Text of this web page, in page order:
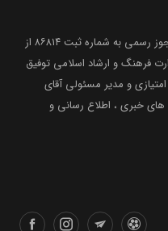
با اخذ مجوز رسمی به شماره ثبت ۸۶۸۱۴ از
فرهنگ و ارشاد اسلامی توفیق
سال ۱۳۹۹ با صاحب امتیازی و مدیر مسئولی آقای
خبری ، اطلاع رسانی و